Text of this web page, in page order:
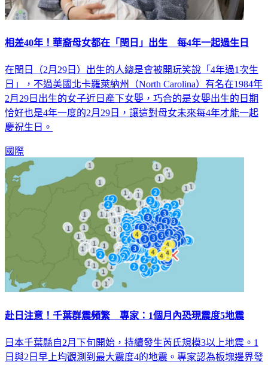
相差40年！華裔母女都在「閏日」出生 每4年一起過生日
在閏日（2月29日）出生的人總是會被開玩笑說「4年過1次生
日」，不過美國北卡羅萊納州（North Carolina）有名在1984年
2月29日出生的女子近日產下女嬰，巧合的是女嬰出生的日期
恰好也是4年一度的2月29日，讓這對母女未來每4年才能一起
慶祝生日。
國際
赴日注意！千葉群震頻繁 專家：1個月內恐現震度5地震
日本千葉縣自2月下旬開始，持續發生芮氏規模3以上地震。1
日與2日早上均觀測到最大震度4的地震。專家認為板塊邊界發